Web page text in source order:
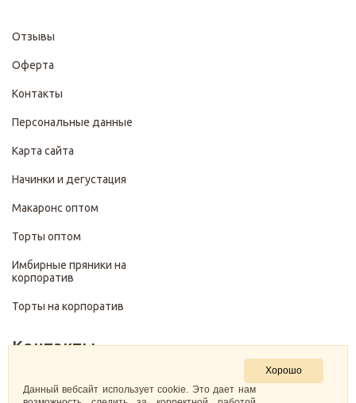
Отзывы
Оферта
Контакты
Персональные данные
Карта сайта
Начинки и дегустация
Макаронс оптом
Торты оптом
Имбирные пряники на
корпоратив
Торты на корпоратив
Контакты
+7 (499) 322-28-29
Хорошо
Данный вебсайт использует cookie. Это дает нам